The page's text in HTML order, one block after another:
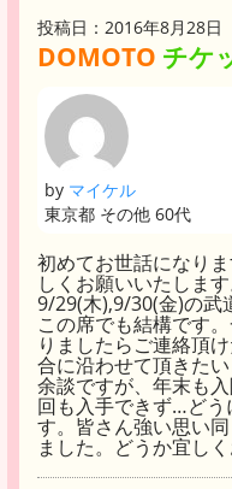
投稿日：2016年8月28日
DOMOTO チケ
by マイケル
東京都 その他 60代
初めてお世話になり
しくお願いいたします
9/29(木),9/30(金)の武
この席でも結構です
りましたらご連絡頂
合に沿わせて頂きたい
余談ですが、年末も
回も入手できず…ど
す。皆さん強い思い
ました。どうか宜しく